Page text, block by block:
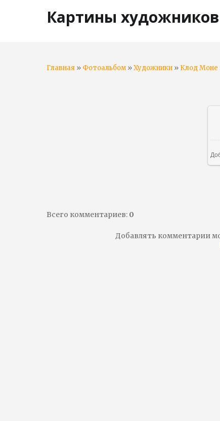
Картины художников
Главная » Фотоальбом»Художники » Клод Моне
Всего комментариев: 0
Добавлять комментарии